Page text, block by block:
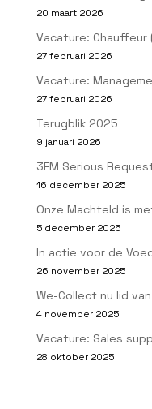
20 maart 2026
Vacature: Chauffeur
27 februari 2026
Vacature:
27 februari 2026
Terugblik 2025
9 januari 2026
3FM Serious
16 december 2025
Onze Machteld is
5 december 2025
In actie voor de
26 november 2025
We-Collect nu lid
4 november 2025
Vacature: Sales
28 oktober 2025